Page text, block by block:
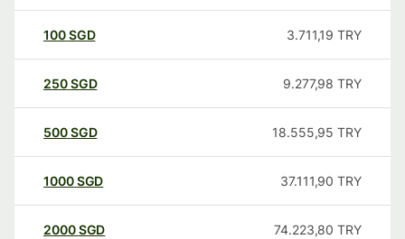
100SGD 3.711,19 TRY
250SGD 9.277,98 TRY
500SGD 18.555,95 TRY
1000SGD 37.111,90 TRY
2000SGD 74.223,80 TRY